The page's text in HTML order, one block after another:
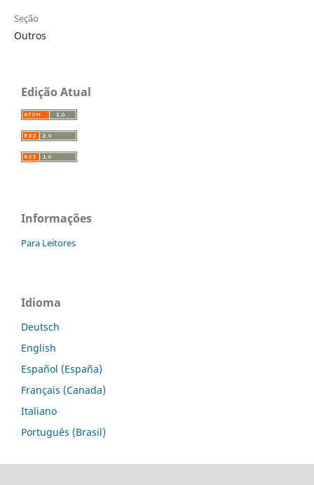
Seção
Outros
Edição Atual
Informações
Para Leitores
Idioma
Deutsch
English
Español (España)
Français (Canada)
Italiano
Português (Brasil)